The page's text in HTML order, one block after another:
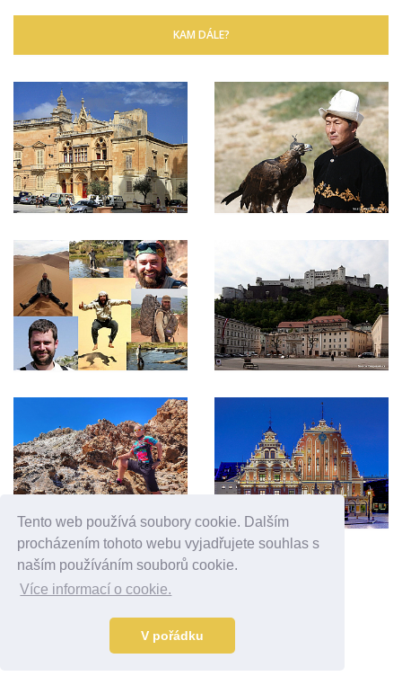
Tento web používá soubory cookie. Dalším
procházením tohoto webu vyjadřujete souhlas s
naším používáním souborů cookie.
Více informací o cookie.
V pořádku
KAM DÁLE?
Reklama